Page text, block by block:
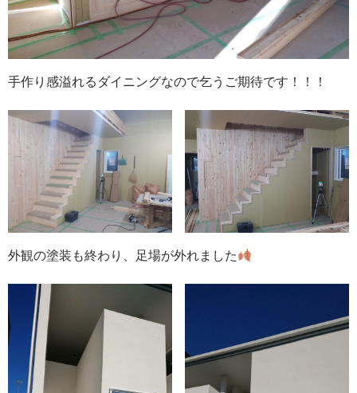
手作り感溢れるダイニングなので乞うご期待です！！！
外観の塗装も終わり、足場が外れました